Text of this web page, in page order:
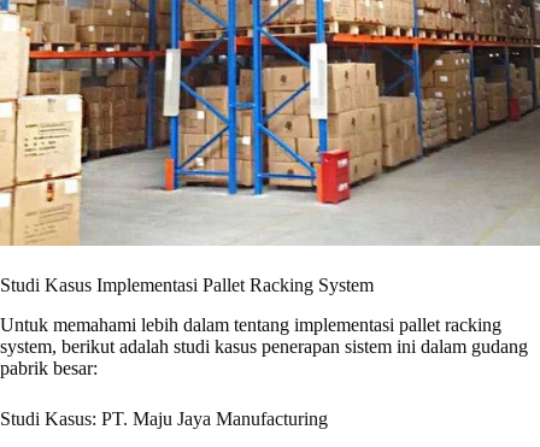
Studi Kasus Implementasi Pallet Racking System
Untuk memahami lebih dalam tentang implementasi pallet racking
system, berikut adalah studi kasus penerapan sistem ini dalam gudang
pabrik besar:
Studi Kasus: PT. Maju Jaya Manufacturing